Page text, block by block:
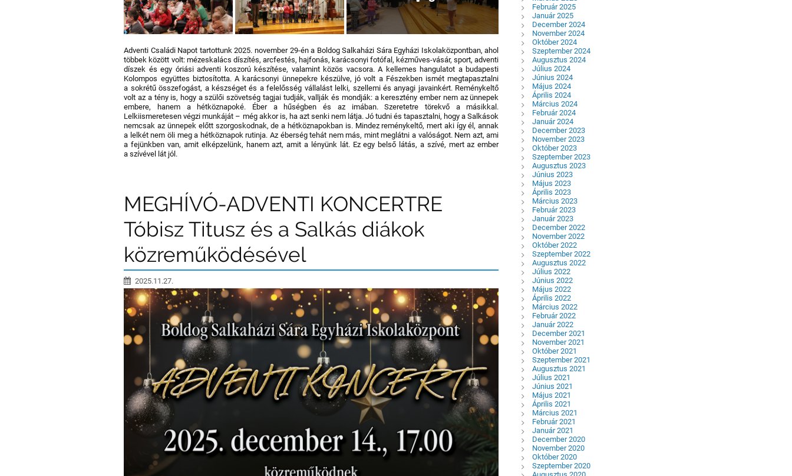
Adventi Családi Napot tartottunk 2025. november 29-én a Boldog Salkaházi Sára Egyházi Iskolaközpontban, ahol
többek között volt: mézeskalács díszítés, arcfestés, hajfonás, karácsonyi fotófal, kézműves-vásár, sport, adventi
díszek és egy óriási adventi koszorú készítése, valamint közös vacsora. A kellemes hangulatot a budapesti
Kolompos együttes biztosította.A karácsonyi ünnepekre készülve, jó volt a Fészekben ismét megtapasztalni
a sokrétű összefogást, a készséget és a felelősség vállalást lelki, szellemi és anyagi javainkért. Reménykeltő
volt az a tény is, hogy a szülői szövetség tagjai tudják, vallják és mondják: a keresztény ember nem az ünnepek
embere, hanem a hétköznapoké. Éber a hűségben és az imában. Szeretetre törekvő a másikkal.
Lelkiismeretesen végzi munkáját – még akkor is, ha azt senki nem látja. Jó tudni és tapasztalni, hogy a Salkások
nemcsak az ünnepek előtt szorgoskodnak, de a hétköznapokban is. Mindez reménykeltő, mert aki így él, annak
a lelkét nem öli meg a hétköznapok rutinja. Az éberség tehát nem más, mint meglátni a valóságot. Nem azt, ami
a fejünkben van, amit elképzelünk, hanem azt, amit a lényünk lát. Ez egy belső látás, a szívé, mert az ember
a szívével lát jól.
MEGHÍVÓ-ADVENTI KONCERTRE
Tóbisz Titusz és a Salkás diákok
közreműködésével
2025.11.27.
Február 2025
Január 2025
December 2024
November 2024
Október 2024
Szeptember 2024
Augusztus 2024
Július 2024
Június 2024
Május 2024
Április 2024
Március 2024
Február 2024
Január 2024
December 2023
November 2023
Október 2023
Szeptember 2023
Augusztus 2023
Június 2023
Május 2023
Április 2023
Március 2023
Február 2023
Január 2023
December 2022
November 2022
Október 2022
Szeptember 2022
Augusztus 2022
Július 2022
Június 2022
Május 2022
Április 2022
Március 2022
Február 2022
Január 2022
December 2021
November 2021
Október 2021
Szeptember 2021
Augusztus 2021
Július 2021
Június 2021
Május 2021
Április 2021
Március 2021
Február 2021
Január 2021
December 2020
November 2020
Október 2020
Szeptember 2020